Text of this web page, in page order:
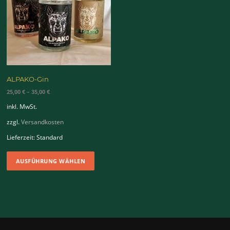
ALPAKO-Gin
25,00€ –35,00€
inkl. MwSt.
zzgl.Versandkosten
Lieferzeit:Standard
AUSFÜHRUNG WÄHLEN
Dieses
weist
Die